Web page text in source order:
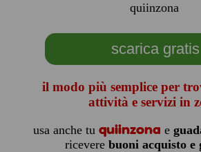
quiinzona
scarica gratis
il modo più semplice per
attività e servizi in
usa anche tu quiinzona e
ricevere buoni acquisto e